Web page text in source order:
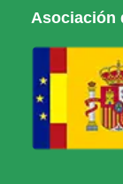
Asociación